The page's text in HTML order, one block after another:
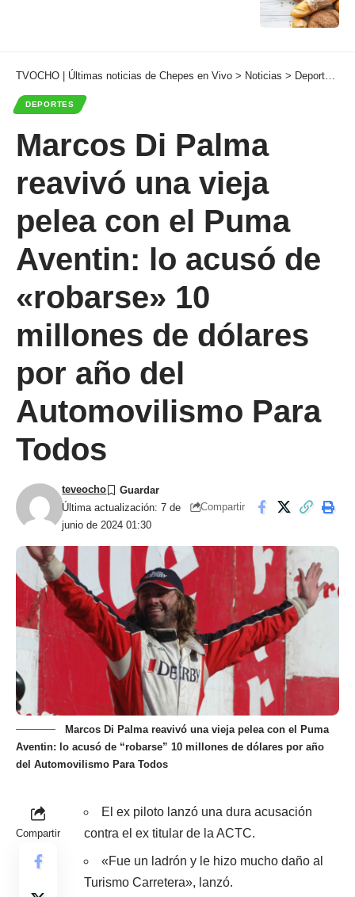
TVOCHO | Últimas noticias de Chepes en Vivo > Noticias > Deportes
DEPORTES
Marcos Di Palma
reavivó una vieja
pelea con el Puma
Aventin: lo acusó de
«robarse» 10
millones de dólares
por año del
Automovilismo Para
Todos
Última actualización: 7 de
junio de 2024 01:30
teveocho
Compartir
Marcos Di Palma reavivó una vieja pelea con el Puma
Aventin: lo acusó de “robarse” 10 millones de dólares por año
del Automovilismo Para Todos
Compartir
El ex piloto lanzó una dura acusación
contra el ex titular de la ACTC.
«Fue un ladrón y le hizo mucho daño al
Turismo Carretera», lanzó.